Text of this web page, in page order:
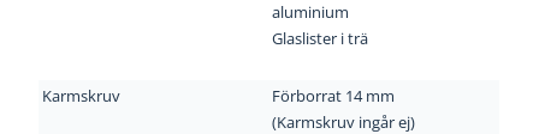
aluminium
Glaslister iträ
Karmskruv
Förborrat 14 mm
(Karmskruv ingår ej)